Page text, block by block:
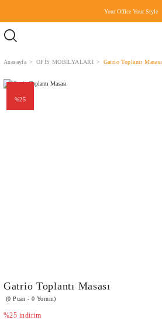
Your Office Your Style
Anasayfa OFİS MOBİLYALARI Gatrio Toplantı Masası
%25
Gatrio Toplantı Masası
(0 Puan - 0 Yorum)
%25 indirim